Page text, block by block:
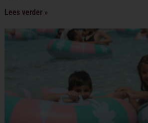
Lees verder »